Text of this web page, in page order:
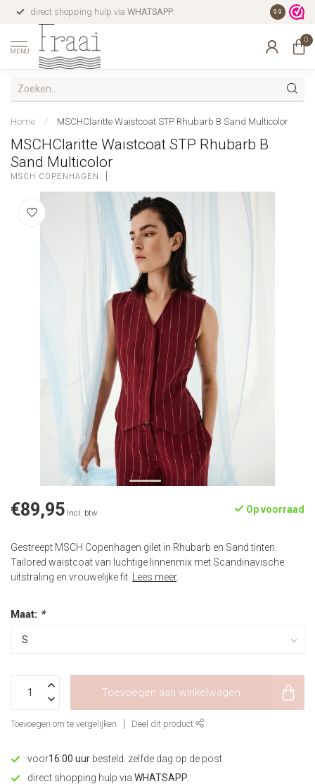
direct shopping hulp via WHATSAPP. gratis
9.9
MENU
0
Home / MSCHClaritte Waistcoat STP Rhubarb B Sand Multicolor
MSCHClaritte Waistcoat STP Rhubarb B
Sand Multicolor
MSCH COPENHAGEN
€89,95 Incl. btw Op voorraad
Gestreept MSCH Copenhagen gilet in Rhubarb en Sand tinten.
Tailored waistcoat van luchtige linnenmix met Scandinavische
uitstraling en vrouwelijke fit.
Lees meer.
Maat: *
Toevoegen aan winkelwagen
Toevoegen om te vergelijken Deel dit product
voor16:00 uur besteld. zelfde dag op de post
direct shopping hulp via WHATSAPP